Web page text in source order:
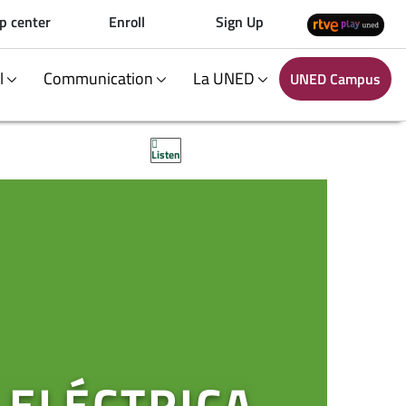
center Enroll Sign Up
Communication La UNED UNED Campus
Listen